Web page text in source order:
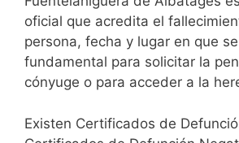
oficial que acredita el
persona, fecha y lugar en que
fundamental para solicitar la
cónyuge o para acceder a la
Existen Certificados de